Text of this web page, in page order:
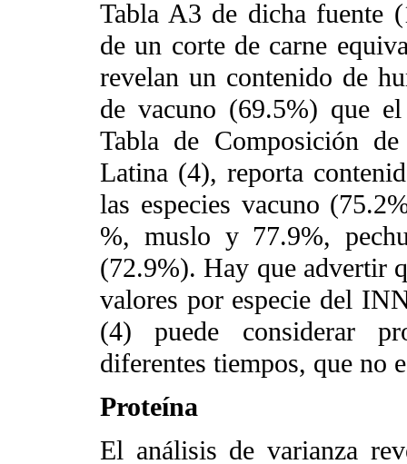
Tabla A3 de dicha fuente
de un corte de carne
revelan un contenido de
de vacuno (69.5%) que
Tabla de Composición
Latina (4), reporta
las especies vacuno
%, muslo y 77.9%,
(72.9%). Hay que advertir
valores por especie del
(4) puede considerar
diferentes tiempos, que no
Proteína
El análisis de varianza